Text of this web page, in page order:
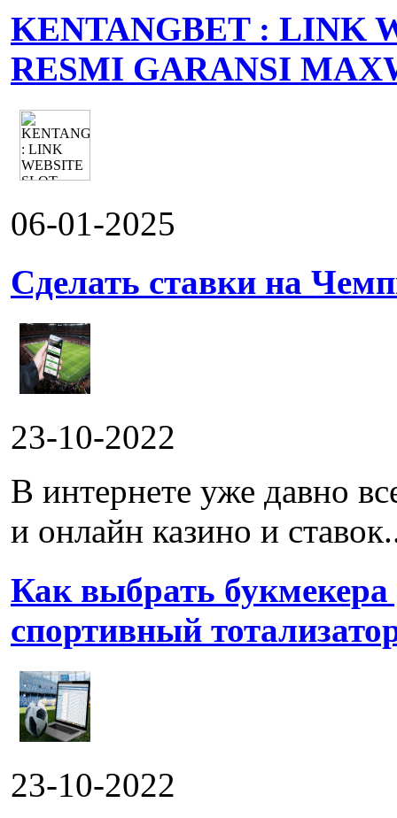
KENTANGBET : LINK
RESMI GARANSI
06-01-2025
Сделать ставки на
23-10-2022
В интернете уже давно
и онлайн казино и
Как выбрать
спортивный
23-10-2022